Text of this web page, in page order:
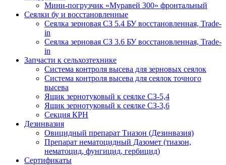
Мини-погрузчик «Муравей 300» фронтальный
Сеялки бу и восстановленные
Сеялка зерновая СЗ 5.4 БУ восстановленная, Trade-
in
Сеялка зерновая СЗ 3.6 БУ восстановленная, Trade-
in
Запчасти к сельхозтехнике
Система контроля высева для зерновых сеялок
Система контроля высева для сеялок точного
высева
Ящик зернотуковый к сеялке СЗ-5,4
Ящик зернотуковый к сеялке СЗ-3,6
Секция КРН
Дезинвазия
Овицидный препарат Тиазон (Дезинвазия)
Препарат нематоцидный Дазомет (тиазон,
нематоцид, фунгицид, гербицид)
Сертификаты